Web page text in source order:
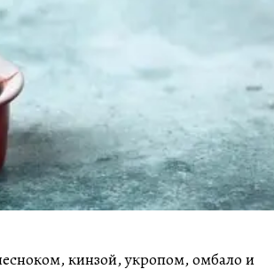
кинзой, укропом, омбало и